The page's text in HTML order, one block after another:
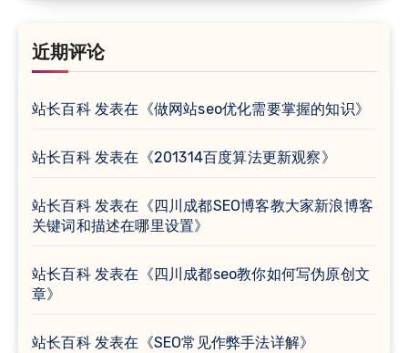
近期评论
站长百科发表在《做网站seo优化需要掌握的知识》
站长百科发表在《201314百度算法更新观察》
站长百科发表在《 四川成都SEO博客教大家新浪博客
关键词和描述在哪里设置》
站长百科发表在《 四川成都seo教你如何写伪原创文
章》
站长百科发表在《SEO常见作弊手法详解》